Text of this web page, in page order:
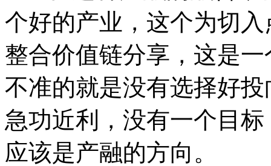
个好的产业，这个为切
整合价值链分享，这是
不准的就是没有选择好
急功近利，没有一个目
应该是产融的方向。